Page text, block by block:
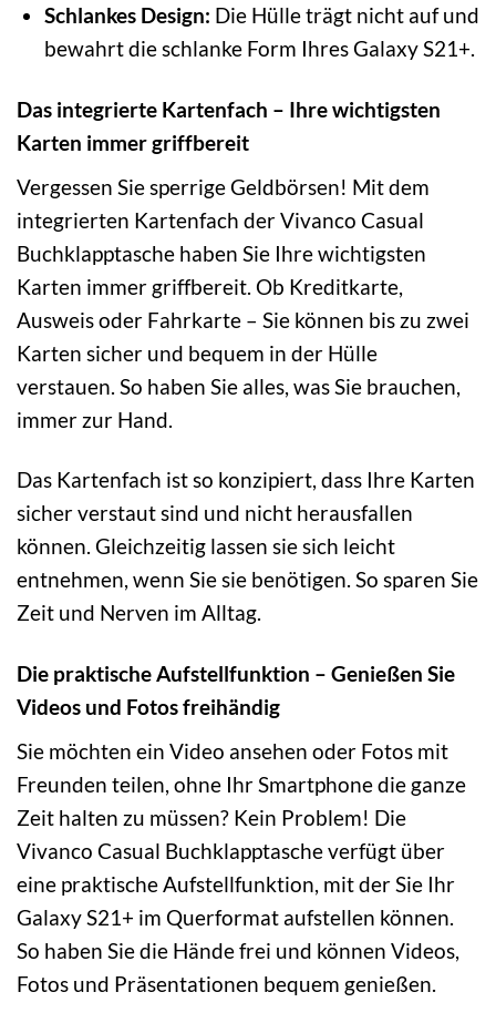
Schlankes Design: Die Hülle trägt nicht auf und
bewahrt die schlanke Form Ihres Galaxy S21+.
Das integrierte Kartenfach – Ihre wichtigsten
Karten immer griffbereit
Vergessen Sie sperrige Geldbörsen! Mit dem
integrierten Kartenfach der Vivanco Casual
Buchklapptasche haben Sie Ihre wichtigsten
Karten immer griffbereit. Ob Kreditkarte,
Ausweis oder Fahrkarte – Sie können bis zu zwei
Karten sicher und bequem in der Hülle
verstauen. So haben Sie alles, was Sie brauchen,
immer zur Hand.
Das Kartenfach ist so konzipiert, dass Ihre Karten
sicher verstaut sind und nicht herausfallen
können. Gleichzeitig lassen sie sich leicht
entnehmen, wenn Sie sie benötigen. So sparen Sie
Zeit und Nerven im Alltag.
Die praktische Aufstellfunktion – Genießen Sie
Videos und Fotos freihändig
Sie möchten ein Video ansehen oder Fotos mit
Freunden teilen, ohne Ihr Smartphone die ganze
Zeit halten zu müssen? Kein Problem! Die
Vivanco Casual Buchklapptasche verfügt über
eine praktische Aufstellfunktion, mit der Sie Ihr
Galaxy S21+ im Querformat aufstellen können.
So haben Sie die Hände frei und können Videos,
Fotos und Präsentationen bequem genießen.